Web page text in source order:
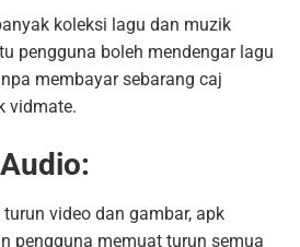
koleksi lagu dan muzik
pengguna boleh mendengar lagu
membayar sebarang caj
vidmate.
video dan gambar, apk
pengguna memuat turun semua